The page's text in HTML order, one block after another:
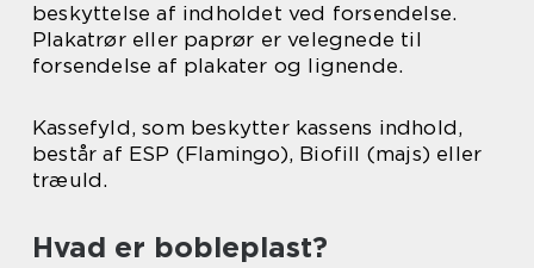
beskyttelse af indholdet ved forsendelse.
Plakatrør eller paprør er velegnede til
forsendelse af plakater og lignende.
Kassefyld, som beskytter kassens indhold,
består af ESP (Flamingo), Biofill (majs) eller
træuld.
Hvad er bobleplast?